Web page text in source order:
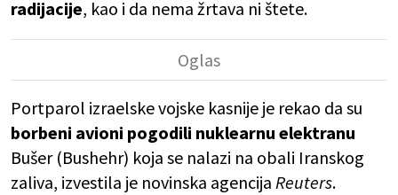
radijacije, kao i da nema žrtava ni štete.
Portparol izraelske vojske kasnije je rekao da su
borbeni avioni pogodili nuklearnu elektranu
Bušer (Bushehr) koja se nalazi na obali Iranskog
zaliva, izvestila je novinska agencija Reuters.